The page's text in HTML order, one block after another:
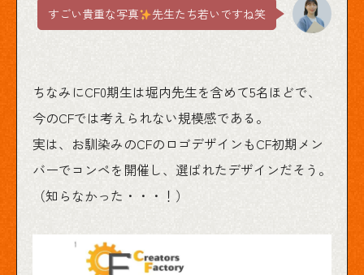
すごい貴重な写真 ️先生たち若いですね笑
ちなみにCF0期生は堀内先生を含めて5名ほどで、
今のCFでは考えられない規模感である。
実は、お馴染みのCFのロゴデザインもCF初期メン
バーでコンペを開催し、選ばれたデザインだそう。
（知らなかった・・・！）